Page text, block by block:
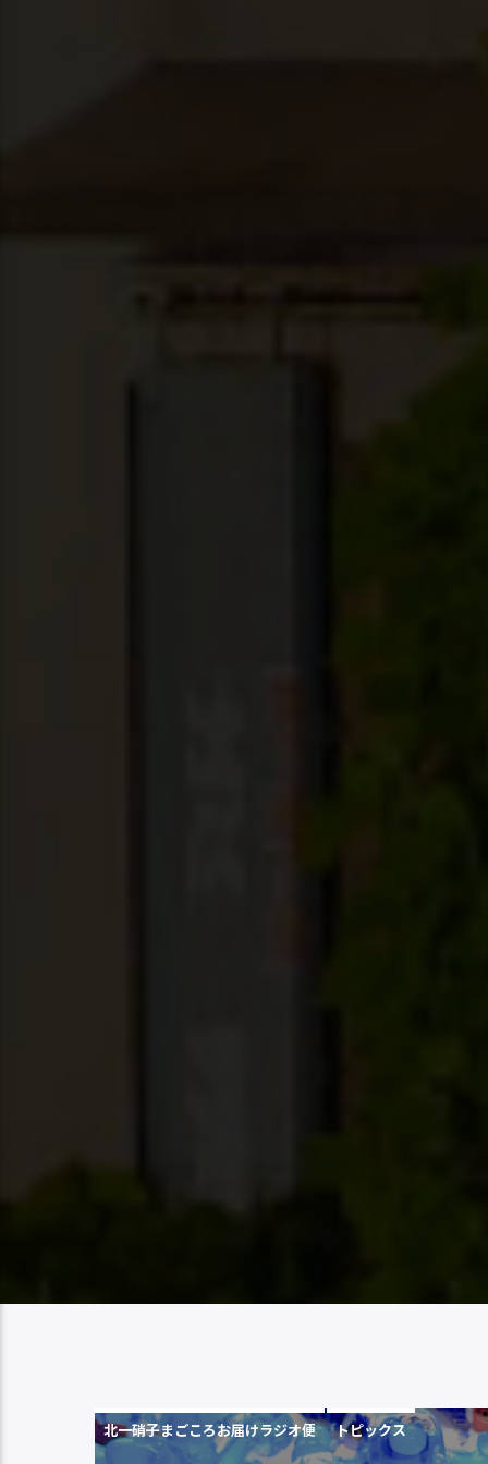
北一硝子まごころお届けラジオ便 トピックス